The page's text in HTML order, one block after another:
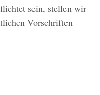
sein, stellen wir
Vorschriften